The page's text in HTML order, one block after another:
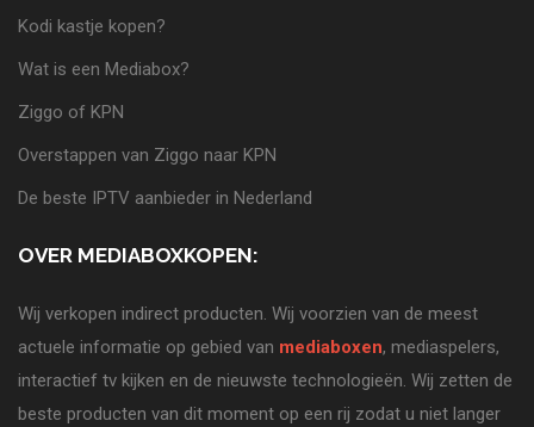
Kodi kastje kopen?
Wat is een Mediabox?
Ziggo of KPN
Overstappen van Ziggo naar KPN
De beste IPTV aanbieder in Nederland
OVER MEDIABOXKOPEN:
Wij verkopen indirect producten. Wij voorzien van de meest
actuele informatie op gebied van mediaboxen, mediaspelers,
interactief tv kijken en de nieuwste technologieën. Wij zetten de
beste producten van dit moment op een rij zodat u niet langer